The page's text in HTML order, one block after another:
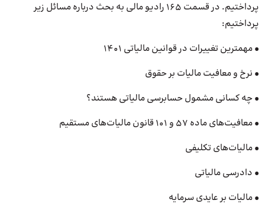
پرداختیم. در قسمت 165 رادیو مالی به بحث درباره مسائل زیر
پرداختیم:
• مهمترین تغییرات در قوانین مالیاتی 1401
• نرخ و معافیت مالیات بر حقوق
• چه کسانی مشمول حسابرسی مالیاتی هستند؟
• معافیت‌های ماده 57 و 101 قانون مالیات‌های مستقیم
• مالیات‌های تکلیفی
• دادرسی مالیاتی
• مالیات بر عایدی سرمایه